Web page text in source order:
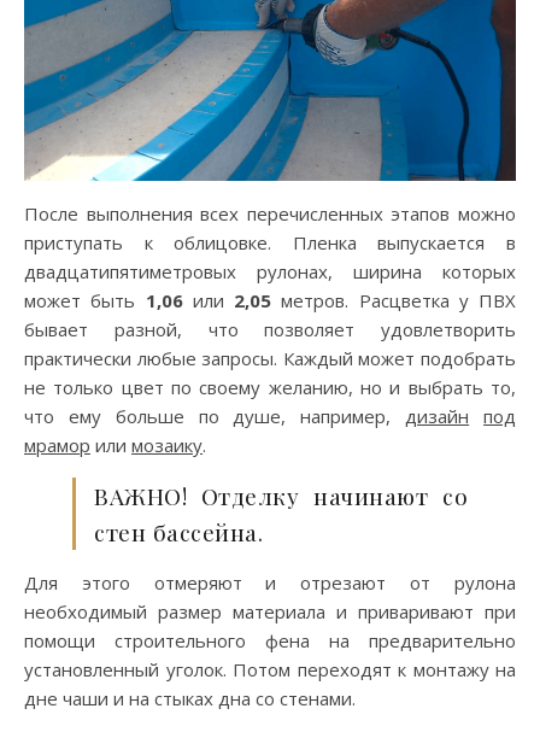
После выполнения всех перечисленных этапов можно
приступать к облицовке. Пленка выпускается в
двадцатипятиметровых рулонах, ширина которых
может быть 1,06или 2,05 метров. Расцветка у ПВХ
бывает разной, что позволяет удовлетворить
практически любые запросы. Каждый может подобрать
не только цвет по своему желанию, но и выбрать то,
что ему больше по душе, например,дизайн
под
мрамор или мозаику.
ВАЖНО! Отделку начинают со
стен бассейна.
Для этого отмеряют и отрезают от рулона
необходимый размер материала и приваривают при
помощи строительного фена на предварительно
установленный уголок. Потом переходят к монтажу на
дне чаши и на стыках дна со стенами.